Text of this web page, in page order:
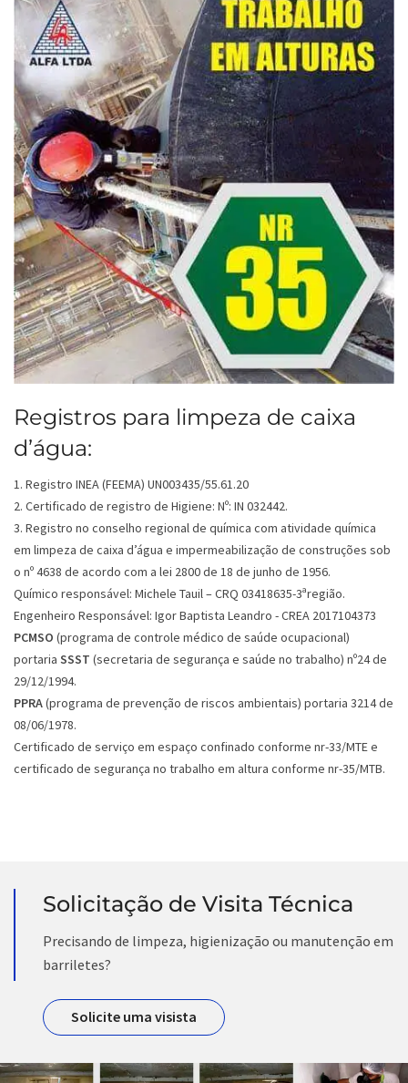
Registros para limpeza de caixa
d’água:
1. Registro INEA (FEEMA) UN003435/55.61.20
2. Certificado de registro de Higiene: Nº: IN 032442.
3. Registro no conselho regional de química com atividade química
em limpeza de caixa d’água e impermeabilização de construções sob
o nº 4638 de acordo com a lei 2800 de 18 de junho de 1956.
Químico responsável: Michele Tauil – CRQ 03418635-3ªregião.
Engenheiro Responsável: Igor Baptista Leandro - CREA 2017104373
PCMSO (programa de controle médico de saúde ocupacional)
portaria SSST (secretaria de segurança e saúde no trabalho) nº24 de
29/12/1994.
PPRA(programa de prevenção de riscos ambientais) portaria 3214 de
08/06/1978.
Certificado de serviço em espaço confinado conforme nr-33/MTE e
certificado de segurança no trabalho em altura conforme nr-35/MTB.
Solicitação de Visita Técnica
Precisando de limpeza, higienização ou manutenção em
barriletes?
Solicite uma visista